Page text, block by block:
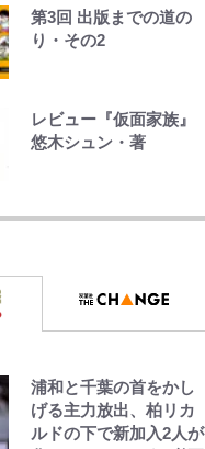
中居正広氏の被災地支
援報道と消えない“芸能
第3回 出版までの道の
り・その2
レビュー『仮面家族』
悠木シュン・著
でっかい男になりたい
浅草は日本の心だゾ
浦和と千葉の首をかし
げる主力放出、柏リカ
ルドの下で新加入2人が